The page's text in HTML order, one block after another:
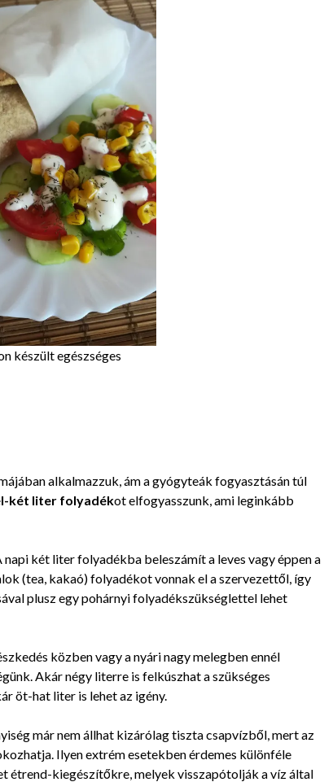
készült egészséges
alkalmazzuk, ám a gyógyteák fogyasztásán túl
két liter folyadékot elfogyasszunk, ami leginkább
két liter folyadékba beleszámít a leves vagy éppen a
(tea, kakaó) folyadékot vonnak el a szervezettől, így
plusz egy pohárnyi folyadékszükséglettel lehet
közben vagy a nyári nagy melegben ennél
Akár négy literre is felkúszhat a szükséges
öt-hat liter is lehet az igény.
már nem állhat kizárólag tiszta csapvízből, mert az
Ilyen extrém esetekben érdemes különféle
étrend-kiegészítőkre, melyek visszapótolják a víz által